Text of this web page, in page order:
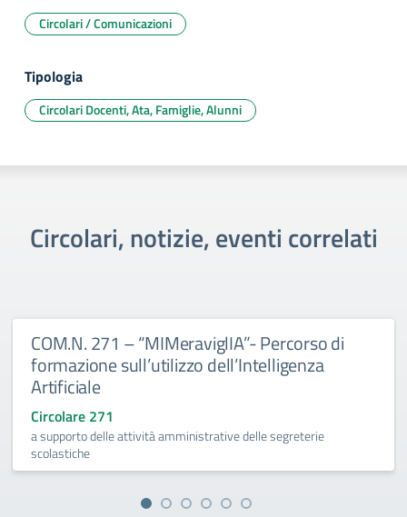
Circolari / Comunicazioni
Tipologia
Circolari Docenti, Ata, Famiglie, Alunni
Circolari, notizie, eventi correlati
COM.N. 271 – “MIMeraviglIA”- Percorso di
formazione sull’utilizzo dell’Intelligenza
Artificiale
Circolare 271
a supporto delle attività amministrative delle segreterie
scolastiche